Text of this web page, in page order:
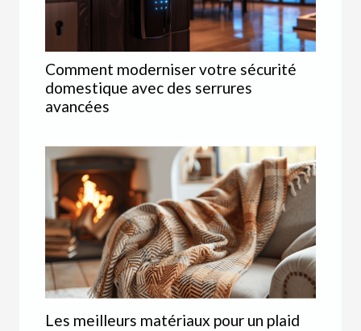
Comment moderniser votre sécurité
domestique avec des serrures
avancées
Les meilleurs matériaux pour un plaid